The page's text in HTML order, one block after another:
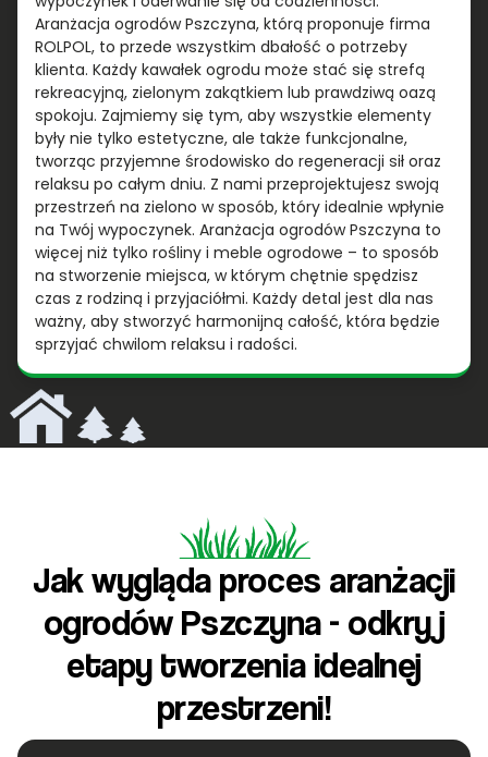
Aranżacja ogrodów Pszczyna, którą proponuje firma
ROLPOL, to przede wszystkim dbałość o potrzeby
klienta. Każdy kawałek ogrodu może stać się strefą
rekreacyjną, zielonym zakątkiem lub prawdziwą oazą
spokoju. Zajmiemy się tym, aby wszystkie elementy
były nie tylko estetyczne, ale także funkcjonalne,
tworząc przyjemne środowisko do regeneracji sił oraz
relaksu po całym dniu. Z nami przeprojektujesz swoją
przestrzeń na zielono w sposób, który idealnie wpłynie
na Twój wypoczynek. Aranżacja ogrodów Pszczyna to
więcej niż tylko rośliny i meble ogrodowe – to sposób
na stworzenie miejsca, w którym chętnie spędzisz
czas z rodziną i przyjaciółmi. Każdy detal jest dla nas
ważny, aby stworzyć harmonijną całość, która będzie
sprzyjać chwilom relaksu i radości.
Jak wygląda proces aranżacji
ogrodów Pszczyna - odkryj
etapy tworzenia idealnej
przestrzeni!